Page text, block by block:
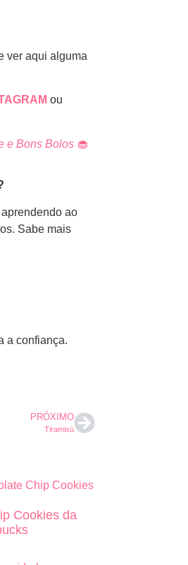
ver aqui alguma
ou
e Bons Bolos 🧁
ao
Sabe mais
a confiança.
PRÓXIMO
Tiramisù
Cookies da